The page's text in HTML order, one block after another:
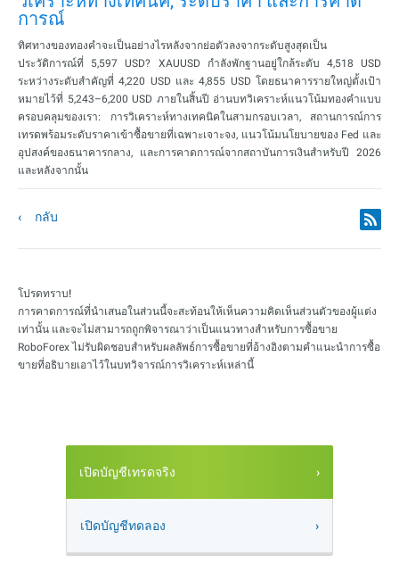
การณ์
ทิศทางของทองคำจะเป็นอย่างไรหลังจากย่อตัวลงจากระดับสูงสุดเป็น
ประวัติการณ์ที่ 5,597 USD? XAUUSD กำลังพักฐานอยู่ใกล้ระดับ 4,518 USD
ระหว่างระดับสำคัญที่ 4,220 USD และ 4,855 USD โดยธนาคารรายใหญ่ตั้งเป้า
หมายไว้ที่ 5,243–6,200 USD ภายในสิ้นปี อ่านบทวิเคราะห์แนวโน้มทองคำแบบ
ครอบคลุมของเรา: การวิเคราะห์ทางเทคนิคในสามกรอบเวลา, สถานการณ์การ
เทรดพร้อมระดับราคาเข้าซื้อขายที่เฉพาะเจาะจง, แนวโน้มนโยบายของ Fed และ
อุปสงค์ของธนาคารกลาง, และการคาดการณ์จากสถาบันการเงินสำหรับปี 2026
และหลังจากนั้น
กลับ
โปรดทราบ!
การคาดการณ์ที่นำเสนอในส่วนนี้จะสะท้อนให้เห็นความคิดเห็นส่วนตัวของผู้แต่ง
เท่านั้น และจะไม่สามารถถูกพิจารณาว่าเป็นแนวทางสำหรับการซื้อขาย
RoboForex ไม่รับผิดชอบสำหรับผลลัพธ์การซื้อขายที่อ้างอิงตามคำแนะนำการซื้อ
ขายที่อธิบายเอาไว้ในบทวิจารณ์การวิเคราะห์เหล่านี้
เปิดบัญชีเทรดจริง
เปิดบัญชีทดลอง